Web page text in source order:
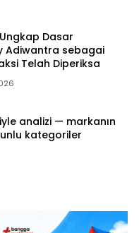
Dasar
Adiwantra sebagai
Telah Diperiksa
analizi — markanın
kategoriler